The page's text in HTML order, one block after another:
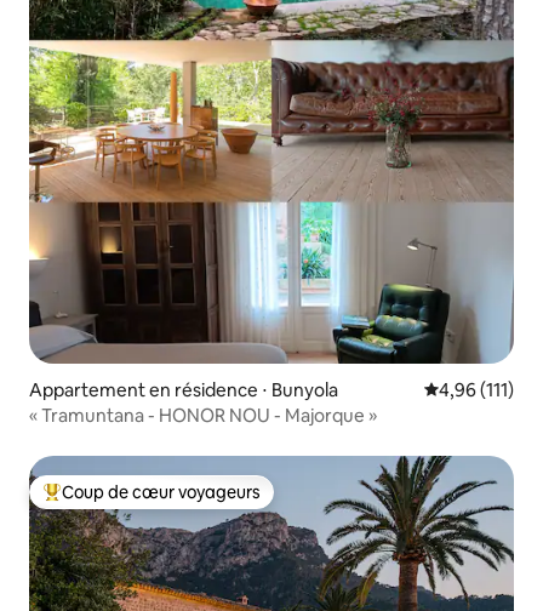
Appartement en résidence ⋅ Bunyola Évaluation
4,96 (111)
« Tramuntana - HONOR NOU - Majorque »
Coups de cœur voyageurs les plus appréciés
Coup de cœur voyageurs